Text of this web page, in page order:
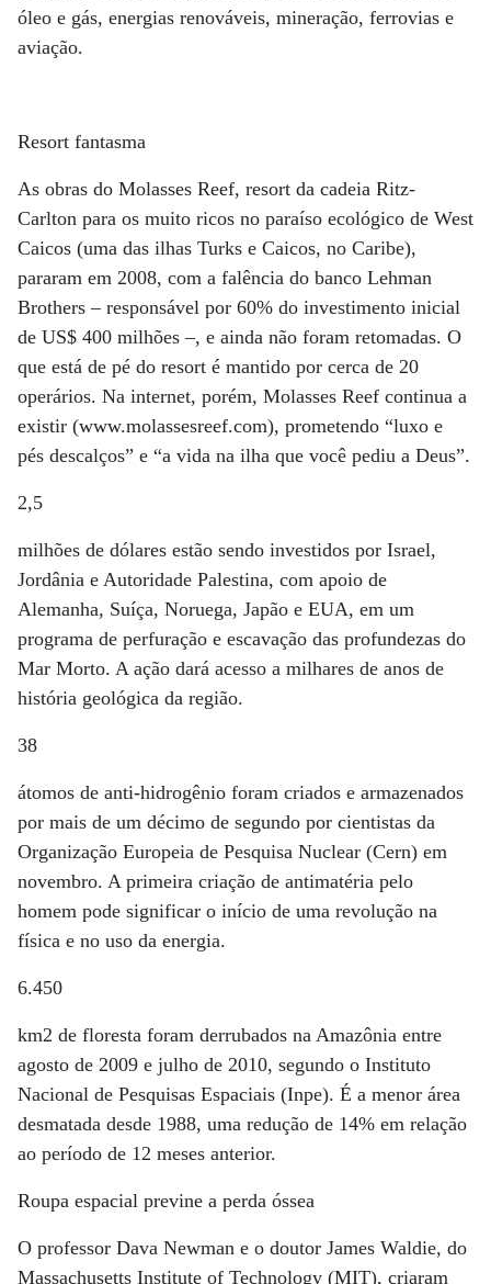
óleo e gás, energias renováveis, mineração, ferrovias e
aviação.
Resort fantasma
As obras do Molasses Reef, resort da cadeia Ritz-
Carlton para os muito ricos no paraíso ecológico de West
Caicos (uma das ilhas Turks e Caicos, no Caribe),
pararam em 2008, com a falência do banco Lehman
Brothers – responsável por 60% do investimento inicial
de US$ 400 milhões –, e ainda não foram retomadas. O
que está de pé do resort é mantido por cerca de 20
operários. Na internet, porém, Molasses Reef continua a
existir (www.molassesreef.com), prometendo “luxo e
pés descalços” e “a vida na ilha que você pediu a Deus”.
2,5
milhões de dólares estão sendo investidos por Israel,
Jordânia e Autoridade Palestina, com apoio de
Alemanha, Suíça, Noruega, Japão e EUA, em um
programa de perfuração e escavação das profundezas do
Mar Morto. A ação dará acesso a milhares de anos de
história geológica da região.
38
átomos de anti-hidrogênio foram criados e armazenados
por mais de um décimo de segundo por cientistas da
Organização Europeia de Pesquisa Nuclear (Cern) em
novembro. A primeira criação de antimatéria pelo
homem pode significar o início de uma revolução na
física e no uso da energia.
6.450
km2 de floresta foram derrubados na Amazônia entre
agosto de 2009 e julho de 2010, segundo o Instituto
Nacional de Pesquisas Espaciais (Inpe). É a menor área
desmatada desde 1988, uma redução de 14% em relação
ao período de 12 meses anterior.
Roupa espacial previne a perda óssea
O professor Dava Newman e o doutor James Waldie, do
Massachusetts Institute of Technology (MIT), criaram